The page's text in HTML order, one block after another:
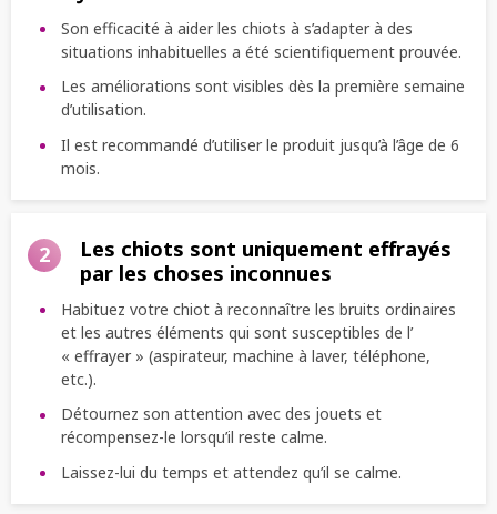
Son efficacité à aider les chiots à s’adapter à des
situations inhabituelles a été scientifiquement prouvée.
Les améliorations sont visibles dès la première semaine
d’utilisation.
Il est recommandé d’utiliser le produit jusqu’à l’âge de 6
mois.
2
Les chiots sont uniquement effrayés
par les choses inconnues
Habituez votre chiot à reconnaître les bruits ordinaires
et les autres éléments qui sont susceptibles de l’
« effrayer » (aspirateur, machine à laver, téléphone,
etc.).
Détournez son attention avec des jouets et
récompensez-le lorsqu’il reste calme.
Laissez-lui du temps et attendez qu’il se calme.